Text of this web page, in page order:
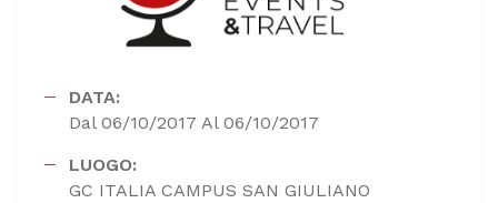
DATA:
Dal 06/10/2017 Al 06/10/2017
LUOGO:
GC ITALIA CAMPUS SAN GIULIANO